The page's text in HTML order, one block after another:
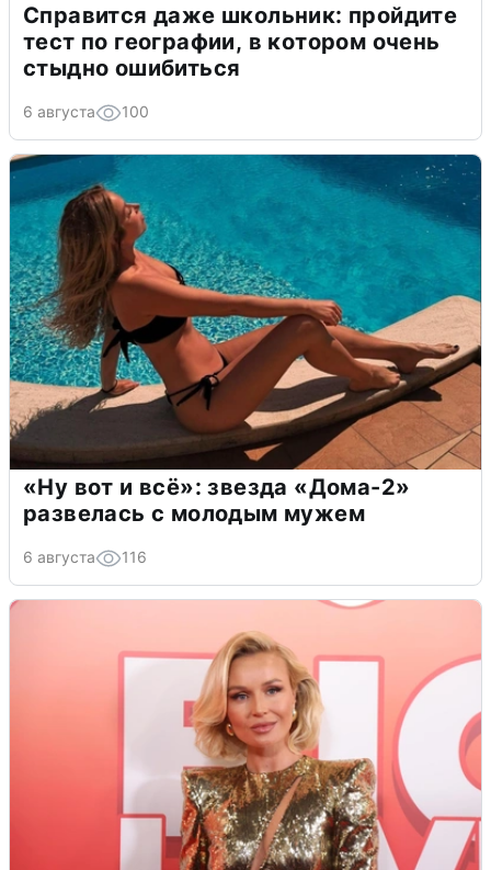
Справится даже школьник: пройдите
тест по географии, в котором очень
стыдно ошибиться
6 августа 100
«Ну вот и всё»: звезда «Дома-2»
развелась с молодым мужем
6 августа 116